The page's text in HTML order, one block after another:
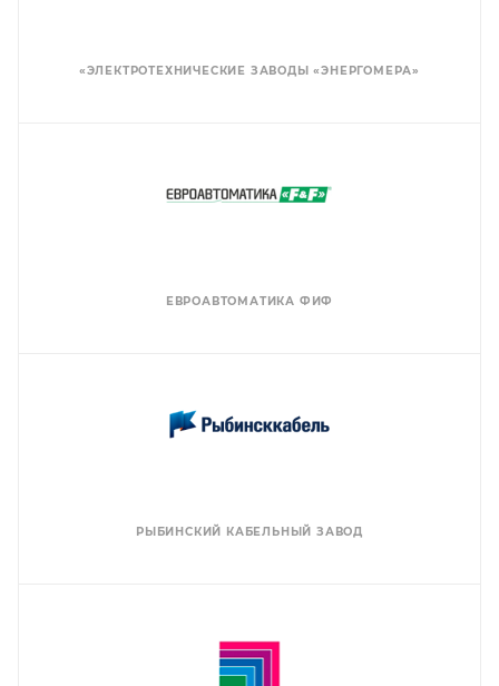
«ЭЛЕКТРОТЕХНИЧЕСКИЕ ЗАВОДЫ «ЭНЕРГОМЕРА»
ЕВРОАВТОМАТИКА ФИФ
РЫБИНСКИЙ КАБЕЛЬНЫЙ ЗАВОД